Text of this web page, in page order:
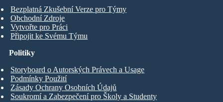
Bezplatná Zkušební Verze pro Týmy
Obchodní Zdroje
Vytvořte pro Práci
Připojit ke Svému Týmu
Politiky
Storyboard o Autorských Právech a Usage
Podmínky Použití
Zásady Ochrany Osobních Údajů
Soukromí a Zabezpečení pro Školy a Studenty